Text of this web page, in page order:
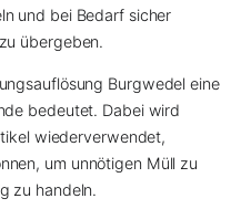
und bei Bedarf sicher
übergeben.
Burgwedel eine
bedeutet. Dabei wird
wiederverwendet,
um unnötigen Müll zu
zu handeln.